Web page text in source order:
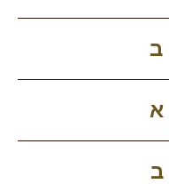
ב
א